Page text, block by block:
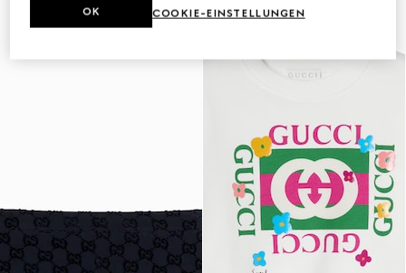
COOKIE-EINSTELLUNGEN
OK